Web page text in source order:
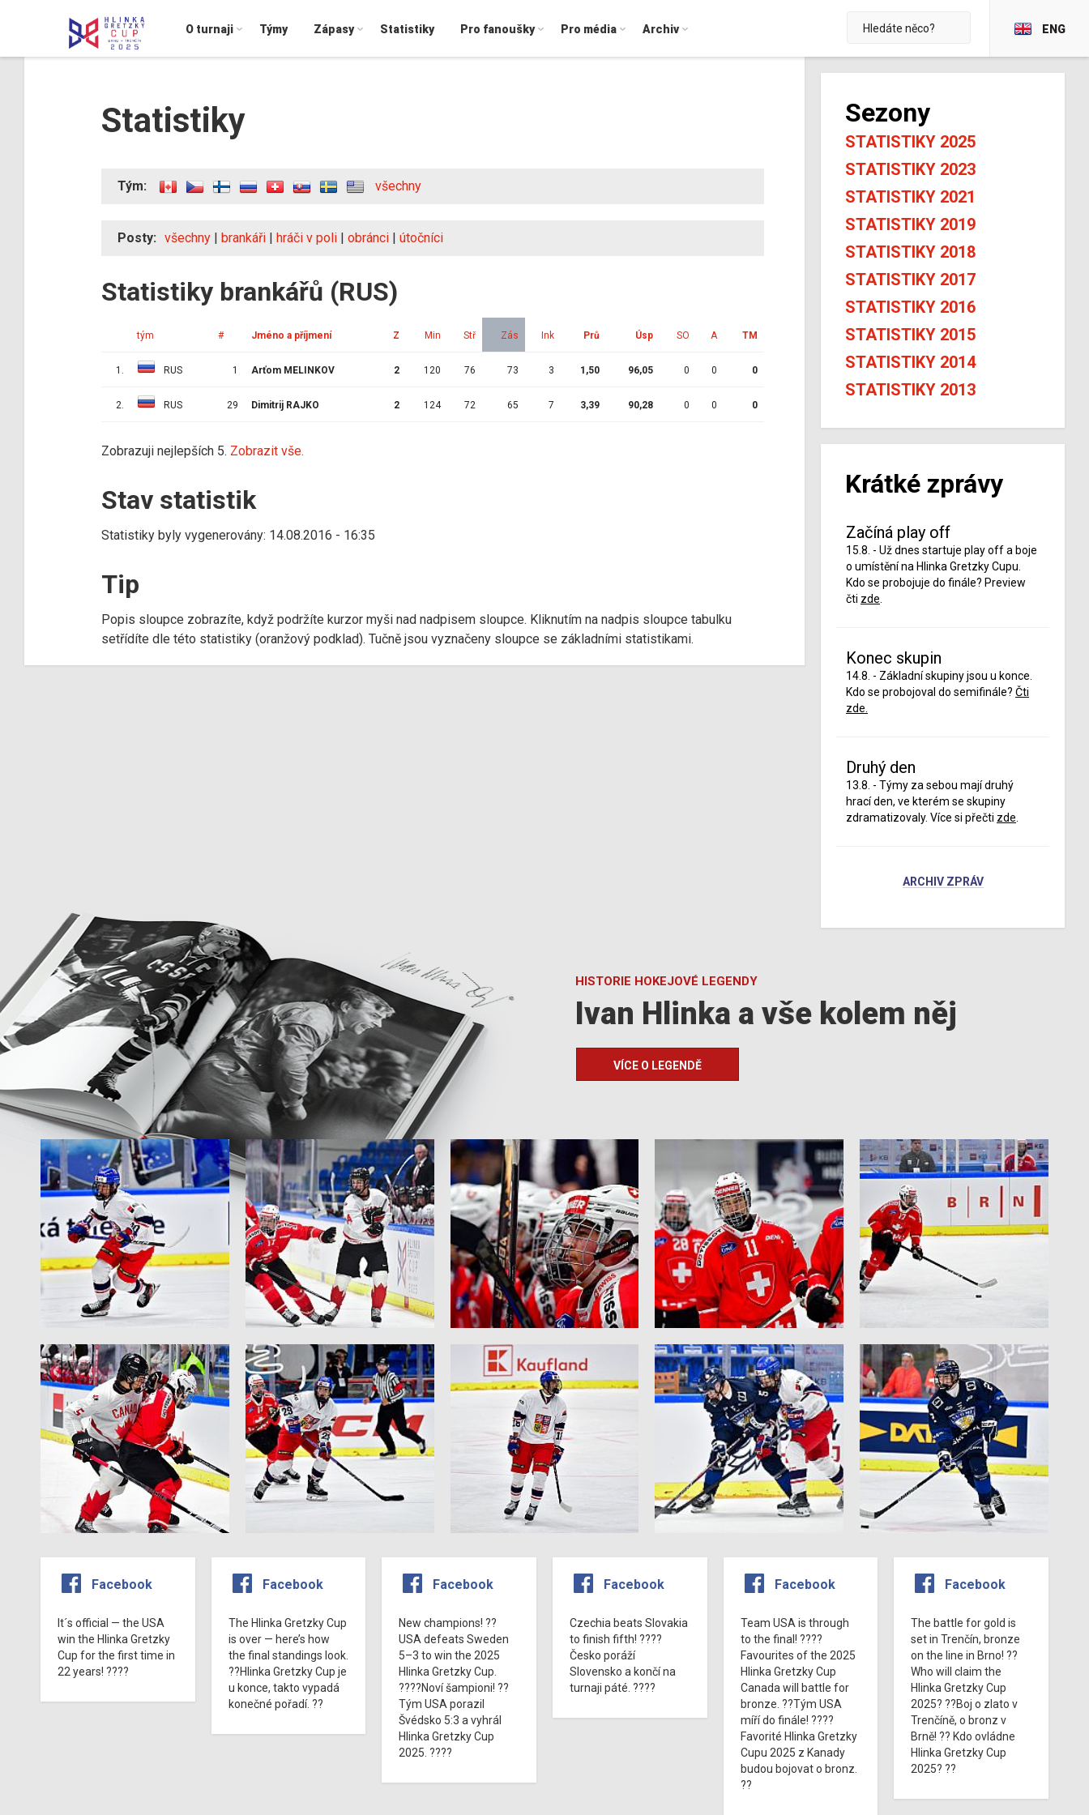
O turnaji Týmy Zápasy Statistiky Pro fanoušky Pro média Archiv ENG
Statistiky
Tým: všechny
Posty: všechny | brankáři | hráči v poli | obránci | útočníci
Statistiky brankářů (RUS)
tým # Jméno a příjmení Z Min Stř Zás Ink Prů Úsp SO A TM
1. RUS 1 Arťom MELINKOV 2 120 76 73 3 1,50 96,05 0 0 0
2. RUS 29 Dimitrij RAJKO 2 124 72 65 7 3,39 90,28 0 0 0
Zobrazuji nejlepších 5. Zobrazit vše.
Stav statistik
Statistiky byly vygenerovány: 14.08.2016 - 16:35
Tip
Popis sloupce zobrazíte, když podržíte kurzor myši nad nadpisem sloupce. Kliknutím na nadpis sloupce tabulku
setřídíte dle této statistiky (oranžový podklad). Tučně jsou vyznačeny sloupce se základními statistikami.
Sezony
STATISTIKY 2025
STATISTIKY 2023
STATISTIKY 2021
STATISTIKY 2019
STATISTIKY 2018
STATISTIKY 2017
STATISTIKY 2016
STATISTIKY 2015
STATISTIKY 2014
STATISTIKY 2013
Krátké zprávy
Začíná play off
15.8. - Už dnes startuje play off a boje
o umístění na Hlinka Gretzky Cupu.
Kdo se probojuje do finále? Preview
čti zde
Konec skupin
14.8. - Základní skupiny jsou u konce.
Kdo se probojoval do semifinále? Čti
zde.
Druhý den
13.8. - Týmy za sebou mají druhý
hrací den, ve kterém se skupiny
zdramatizovaly. Více si přečti zde
ARCHIV ZPRÁV
HISTORIE HOKEJOVÉ LEGENDY
Ivan Hlinka a vše kolem něj
VÍCE O LEGENDĚ
Facebook
It´s official — the USA
win the Hlinka Gretzky
Cup for the first time in
22 years! ????
Facebook
The Hlinka Gretzky Cup
is over — here’s how
the final standings look.
??Hlinka Gretzky Cup je
u konce, takto vypadá
konečné pořadí. ??
Facebook
New champions! ??
USA defeats Sweden
5–3 to win the 2025
Hlinka Gretzky Cup.
????Noví šampioni! ??
Tým USA porazil
Švédsko 5:3 a vyhrál
Hlinka Gretzky Cup
2025. ????
Facebook
Czechia beats Slovakia
to finish fifth! ????
Česko poráží
Slovensko a končí na
turnaji páté. ????
Facebook
Team USA is through
to the final! ????
Favourites of the 2025
Hlinka Gretzky Cup
Canada will battle for
bronze. ??Tým USA
míří do finále! ????
Favorité Hlinka Gretzky
Cupu 2025 z Kanady
budou bojovat o bronz.
??
Facebook
The battle for gold is
set in Trenčín, bronze
on the line in Brno! ??
Who will claim the
Hlinka Gretzky Cup
2025? ??Boj o zlato v
Trenčíně, o bronz v
Brně! ?? Kdo ovládne
Hlinka Gretzky Cup
2025? ??